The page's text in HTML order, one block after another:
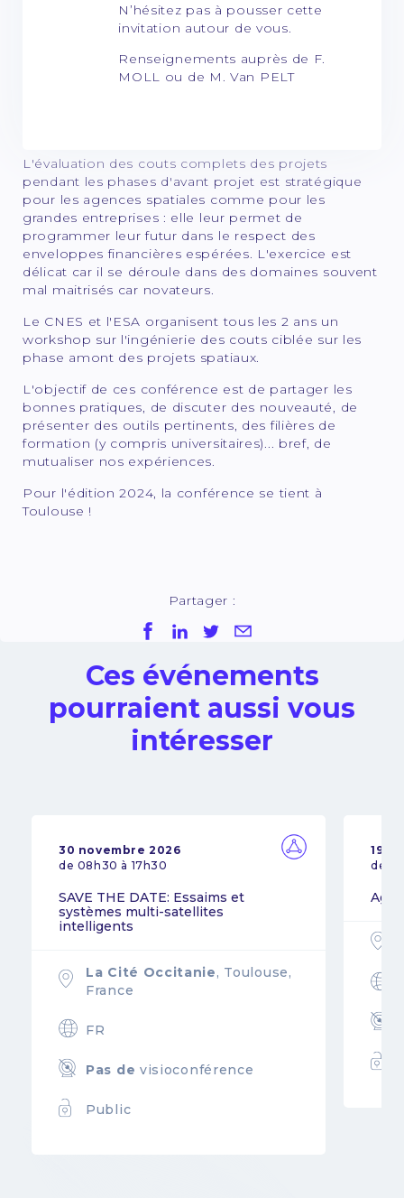
N’hésitez pas à pousser cette
invitation autour de vous.
Renseignements auprès de F.
MOLL ou de M. Van PELT
L'évaluation des couts complets des projets
pendant les phases d'avant projet est stratégique
pour les agences spatiales comme pour les
grandes entreprises : elle leur permet de
programmer leur futur dans le respect des
enveloppes financières espérées. L'exercice est
délicat car il se déroule dans des domaines souvent
mal maitrisés car novateurs.
Le CNES et l'ESA organisent tous les 2 ans un
workshop sur l'ingénierie des couts ciblée sur les
phase amont des projets spatiaux.
L'objectif de ces conférence est de partager les
bonnes pratiques, de discuter des nouveauté, de
présenter des outils pertinents, des filières de
formation (y compris universitaires)... bref, de
mutualiser nos expériences.
Pour l'édition 2024, la conférence se tient à
Toulouse !
Partager :
Ces événements
pourraient aussi vous
intéresser
30 novembre 2026
de 08h30 à 17h30
SAVE THE DATE: Essaims et
systèmes multi-satellites
intelligents
La Cité Occitanie, Toulouse,
France
FR
Pas de visioconférence
Public
19
de